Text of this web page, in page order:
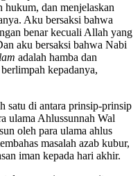
para rasul, menurunkan
dan menjelaskan
Aku bersaksi bahwa
benar kecuali Allah yang
aku bersaksi bahwa Nabi
adalah hamba dan
kepadanya,
satu di antara prinsip-prinsip
ulama Ahlussunnah Wal
oleh para ulama ahlus
masalah azab kubur,